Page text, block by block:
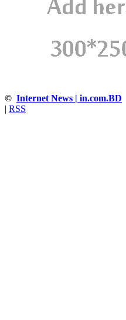
© Internet News | in.com.BD
RSS